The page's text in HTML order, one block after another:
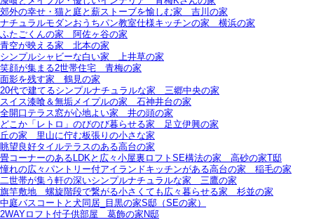
郊外の幸せ・猫と庭と薪ストーブを愉しむ家＿吉川の家
ナチュラルモダンおうちパン教室仕様キッチンの家＿横浜の家
ふたごくんの家＿阿佐ヶ谷の家
青空が映える家＿北本の家
シンプルシャビーな白い家＿上井草の家
笑顔が集まる2世帯住宅＿青梅の家
面影を残す家＿鶴見の家
20代で建てるシンプルナチュラルな家＿三郷中央の家
スイス漆喰＆無垢メイプルの家＿石神井台の家
全開口テラス窓が心地よい家＿井の頭の家
どこか「レトロ」のびのび暮らせる家＿足立伊興の家
丘の家＿里山に佇む板張りの小さな家
眺望良好タイルテラスのある高台の家
畳コーナーのあるLDKと広々小屋裏ロフトSE構法の家＿高砂の家T邸
憧れの広々パントリー付アイランドキッチンがある高台の家＿稲毛の家
二世帯が集う軒の深いシンプルナチュラルな家＿三鷹の家
旗竿敷地＿螺旋階段で繋がる小さくても広々暮らせる家＿杉並の家
中庭バスコートと犬同居_目黒の家S邸（SEの家）
2WAYロフト付子供部屋＿葛飾の家N邸